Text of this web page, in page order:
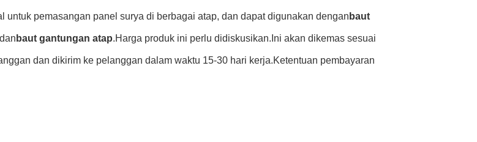
untuk pemasangan panel surya di berbagai atap, dan dapat digunakan dengan baut
dan baut gantungan atap.Harga produk ini perlu didiskusikan.Ini akan dikemas sesuai
dan dikirim ke pelanggan dalam waktu 15-30 hari kerja.Ketentuan pembayaran